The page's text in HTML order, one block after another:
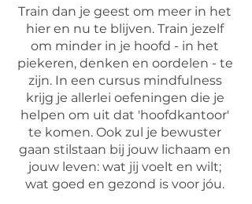
Train dan je geest om meer in het
hier en nu te blijven. Train jezelf
om minder in je hoofd - in het
piekeren, denken en oordelen - te
zijn. In een cursus mindfulness
krijg je allerlei oefeningen die je
helpen om uit dat 'hoofdkantoor'
te komen. Ook zul je bewuster
gaan stilstaan bij jouw lichaam en
jouw leven: wat jij voelt en wilt;
wat goed en gezond is voor jóu.